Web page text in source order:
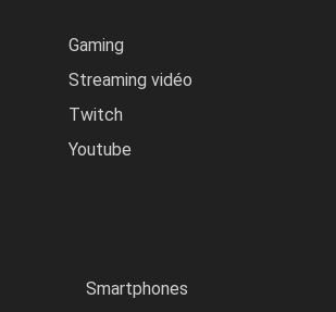
Gaming
Streaming vidéo
Twitch
Youtube
Smartphones